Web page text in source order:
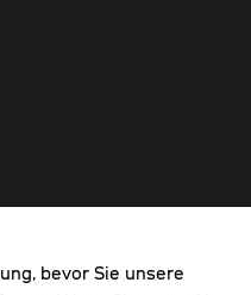
bevor Sie unsere
Uhr